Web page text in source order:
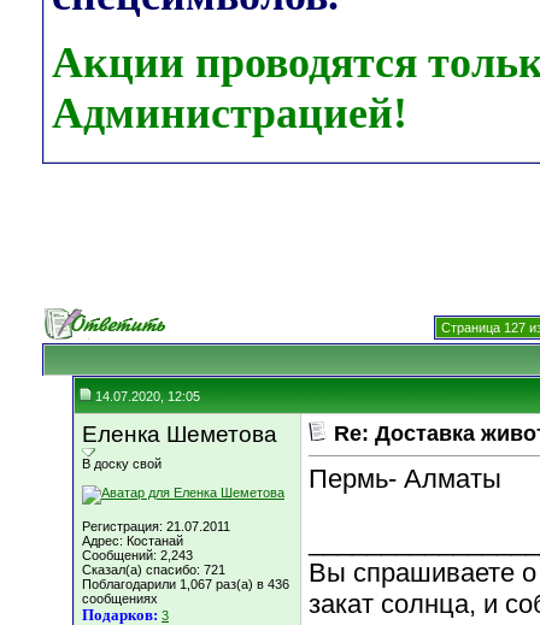
Акции проводятся
Администрацией!
Страница 127
14.07.2020, 12:05
Еленка Шеметова
В доску свой
Регистрация: 21.07.2011
Адрес: Костанай
Сообщений: 2,243
Сказал(а) спасибо: 721
Поблагодарили 1,067 раз(а) в 436
сообщениях
Подарков: 3
Re: Доставка
Пермь- Алматы
Вы спрашиваете
закат солнца, и